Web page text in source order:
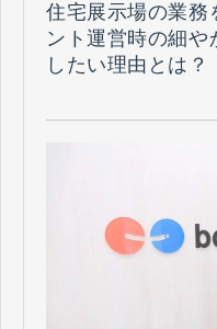
住宅展示場の業務
ント運営時の細や
したい理由とは